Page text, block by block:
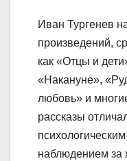
Иван Тургенев
произведений,
как «Отцы и
«Накануне»,
любовь» и
рассказы
наблюдением за